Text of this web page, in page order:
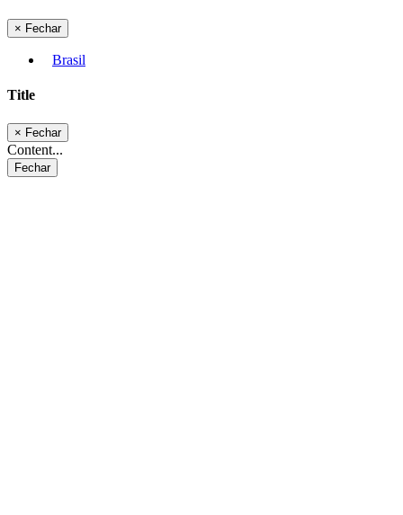
× Fechar
Brasil
Title
× Fechar
Content...
Fechar